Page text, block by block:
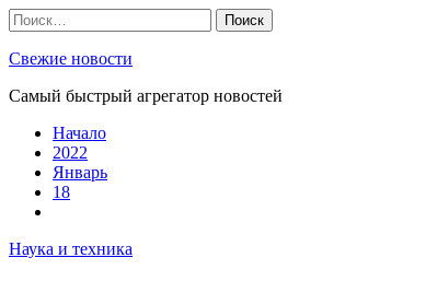
Skip
to
content
Найти:
Свежие новости
Самый быстрый агрегатор новостей
Начало
2022
Январь
18
Наука и техника